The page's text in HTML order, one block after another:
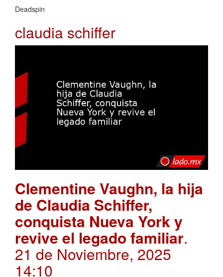
Deadspin
claudia schiffer
Clementine Vaughn, la hija
de Claudia Schiffer,
conquista Nueva York y
revive el legado familiar.
21 de Noviembre, 2025
14:10